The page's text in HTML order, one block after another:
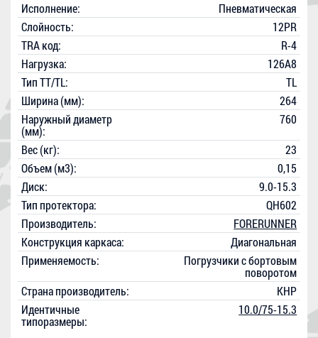
Исполнение:
Пневматическая
Слойность:
12PR
TRA код:
R-4
Нагрузка:
126A8
Тип TT/TL:
TL
Ширина (мм):
264
Наружный диаметр
(мм):
760
Вес (кг):
23
Объем (м3):
0,15
Диск:
9.0-15.3
Тип протектора:
QH602
Производитель:
FORERUNNER
Конструкция каркаса:
Диагональная
Применяемость:
Погрузчики с бортовым
поворотом
Страна производитель:
КНР
Идентичные
типоразмеры:
10.0/75-15.3